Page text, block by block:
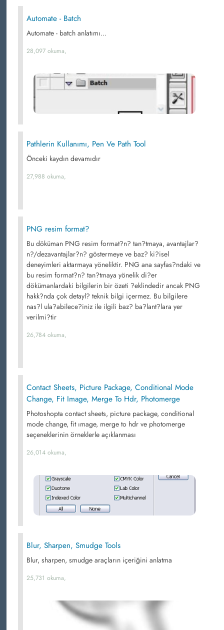
Automate - Batch
Automate - batch anlatımı...
28,097 okuma,
Pathlerin Kullanımı, Pen Ve Path Tool
Önceki kaydın devamıdır
27,988 okuma,
PNG resim format?
Bu döküman PNG resim format?n? tan?tmaya, avantajlar?
n?/dezavantajlar?n? göstermeye ve baz? ki?isel
deneyimleri aktarmaya yöneliktir. PNG ana sayfas?ndaki ve
bu resim format?n? tan?tmaya yönelik di?er
dökümanlardaki bilgilerin bir özeti ?eklindedir ancak PNG
hakk?nda çok detayl? teknik bilgi içermez. Bu bilgilere
nas?l ula?abilece?iniz ile ilgili baz? ba?lant?lara yer
verilmi?tir
26,784 okuma,
Contact Sheets, Picture Package, Conditional Mode
Change, Fit Image, Merge To Hdr, Photomerge
Photoshopta contact sheets, picture package, conditional
mode change, fit ımage, merge to hdr ve photomerge
seçeneklerinin örneklerle açıklanması
26,014 okuma,
Blur, Sharpen, Smudge Tools
Blur, sharpen, smudge araçların içeriğini anlatma
25,731 okuma,